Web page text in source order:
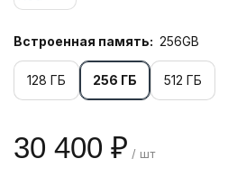
Встроенная память: 256GB
128 ГБ 256 ГБ 512 ГБ
30 400 ₽ / шт